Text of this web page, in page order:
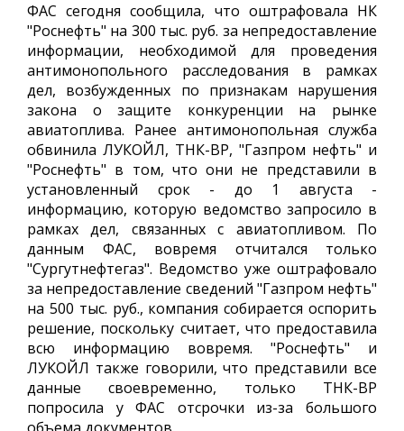
ФАС сегодня сообщила, что оштрафовала НК
"Роснефть" на 300 тыс. руб. за непредоставление
информации, необходимой для проведения
антимонопольного расследования в рамках
дел, возбужденных по признакам нарушения
закона о защите конкуренции на рынке
авиатоплива. Ранее антимонопольная служба
обвинила ЛУКОЙЛ, ТНК-ВР, "Газпром нефть" и
"Роснефть" в том, что они не представили в
установленный срок - до 1 августа -
информацию, которую ведомство запросило в
рамках дел, связанных с авиатопливом. По
данным ФАС, вовремя отчитался только
"Сургутнефтегаз". Ведомство уже оштрафовало
за непредоставление сведений "Газпром нефть"
на 500 тыс. руб., компания собирается оспорить
решение, поскольку считает, что предоставила
всю информацию вовремя. "Роснефть" и
ЛУКОЙЛ также говорили, что представили все
данные своевременно, только ТНК-ВР
попросила у ФАС отсрочки из-за большого